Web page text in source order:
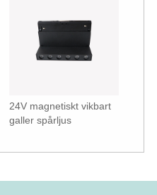
24V magnetiskt vikbart
galler spårljus